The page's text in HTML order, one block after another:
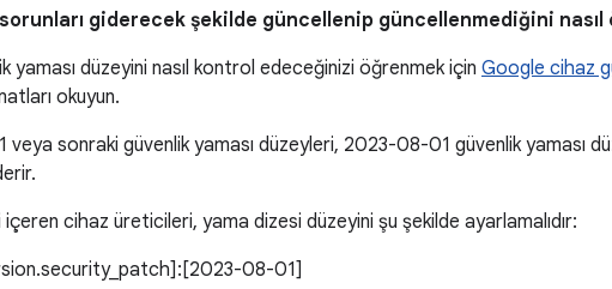
sorunları giderecek şekilde güncellenip güncellenmediğini
yaması düzeyini nasıl kontrol edeceğinizi öğrenmek için Google cihaz
okuyun.
sonraki güvenlik yaması düzeyleri, 2023-08-01 güvenlik yaması
cihaz üreticileri, yama dizesi düzeyini şu şekilde ayarlamalıdır:
08-01]